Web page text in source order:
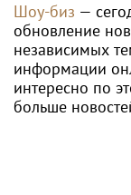
Шоу-биз —
обновление
независимых
информации
интересно по
больше